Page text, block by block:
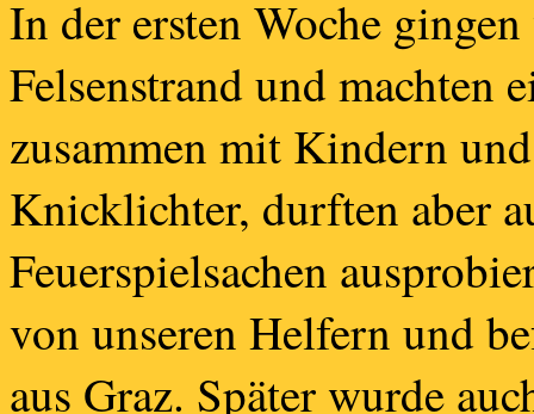
In der ersten Woche
Felsenstrand und machten
zusammen mit Kindern
Knicklichter, durften aber
Feuerspielsachen
von unseren Helfern und
aus Graz. Später wurde